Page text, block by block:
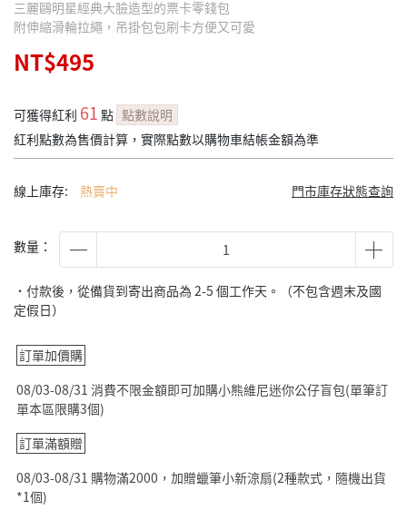
三麗鷗明星經典大臉造型的票卡零錢包
附伸縮滑輪拉繩，吊掛包包刷卡方便又可愛
NT$495
可獲得紅利 61 點 點數說明
紅利點數為售價計算，實際點數以購物車結帳金額為準
線上庫存: 熱賣中 門市庫存狀態查詢
數量：
˙付款後，從備貨到寄出商品為 2-5 個工作天。（不包含週末及國
定假日）
訂單加價購
08/03-08/31 消費不限金額即可加購小熊維尼迷你公仔盲包(單筆訂
單本區限購3個)
訂單滿額贈
08/03-08/31 購物滿2000，加贈蠟筆小新涼扇(2種款式，隨機出貨
*1個)